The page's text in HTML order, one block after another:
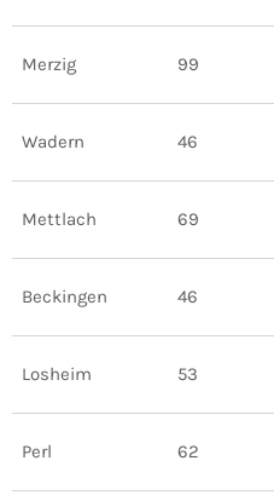
Merzig 99
Wadern 46
Mettlach 69
Beckingen 46
Losheim 53
Perl 62